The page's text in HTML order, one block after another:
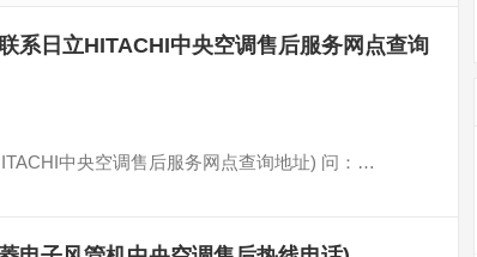
系日立HITACHI中央空调售后服务网点查询
中央空调售后服务网点查询地址) 问：…